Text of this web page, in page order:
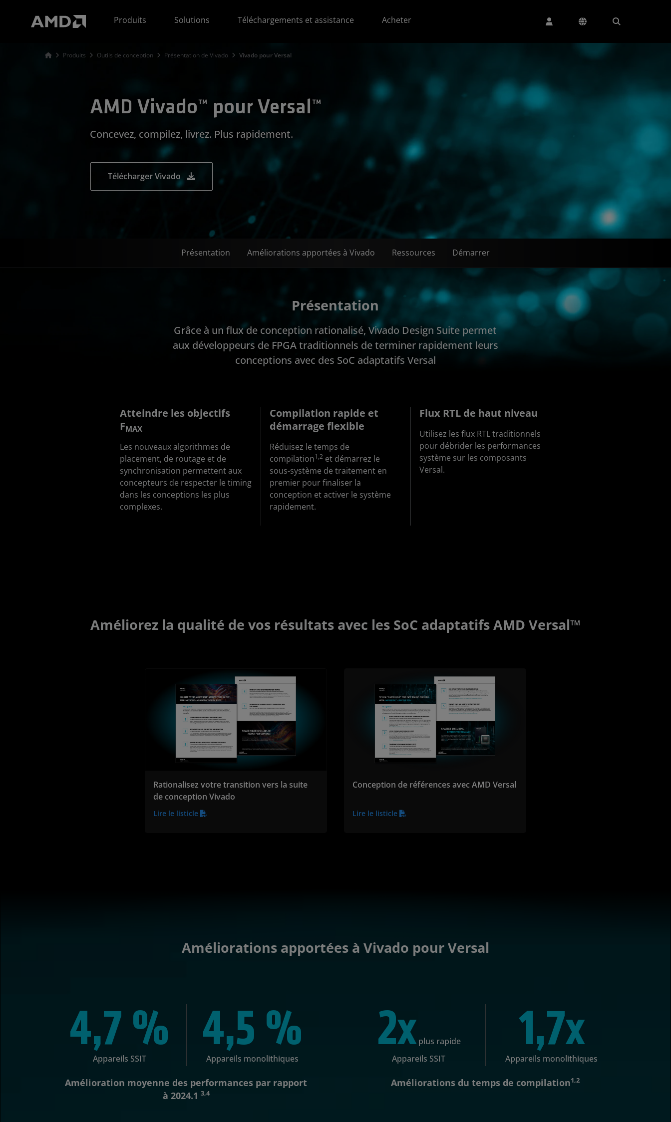
Produits
Solutions Téléchargements et assistance Acheter
Produits Outils de conception Présentation de Vivado Vivado pour Versal
AMD Vivado™ pour Versal™
Concevez, compilez, livrez. Plus rapidement.
Télécharger Vivado
Présentation Améliorations apportées à Vivado Ressources Démarrer
Présentation
Grâce à un flux de conception rationalisé, Vivado Design Suite permet
aux développeurs de FPGA traditionnels de terminer rapidement leurs
conceptions avec des SoC adaptatifs Versal
Atteindre les objectifs
FMAX
Les nouveaux algorithmes de
placement, de routage et de
synchronisation permettent aux
concepteurs de respecter le timing
dans les conceptions les plus
complexes.
Compilation rapide et
démarrage flexible
Réduisez le temps de
compilation1,2 et démarrez le
sous-système de traitement en
premier pour finaliser la
conception et activer le système
rapidement.
Flux RTL de haut niveau
Utilisez les flux RTL traditionnels
pour débrider les performances
système sur les composants
Versal.
Améliorez la qualité de vos résultats avec les SoC adaptatifs AMD Versal™
Rationalisez votre transition vers la suite
de conception Vivado
Lire le listicle
Conception de références avec AMD Versal
Lire le listicle
Améliorations apportées à Vivado pour Versal
4,7 %
Appareils SSIT 4,5 %
Appareils monolithiques
Amélioration moyenne des performances par rapport
à 2024.1 3,4
2x plus rapide
Appareils SSIT
1,7x
Appareils monolithiques
Améliorations du temps de compilation1,2